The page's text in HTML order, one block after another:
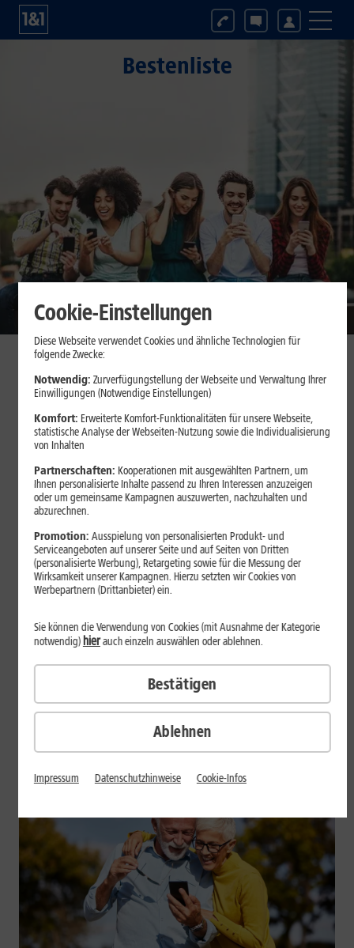
Bestenliste
Bestenliste
Smartphones mit langer
Akkulaufzeit 2026: Diese Modelle
halten im Alltag besonders lange
durch
Smartphones mit langer Akkulaufzeit sind 2026 gefragter denn
je. Der Artikel zeigt Modelle, die besonders lange durchhalten,
erklärt die wichtigsten Einflussfaktoren und vergleicht Geräte mit
großem Akku und hoher Energieeffizienz.
Mehr erfahren
Cookie-Einstellungen
Diese Webseite verwendet Cookies und ähnliche Technologien für
folgende Zwecke:
Notwendig: Zurverfügungstellung der Webseite und Verwaltung Ihrer
Einwilligungen (Notwendige Einstellungen)
Komfort: Erweiterte Komfort-Funktionalitäten für unsere Webseite,
statistische Analyse der Webseiten-Nutzung sowie die Individualisierung
von Inhalten
Partnerschaften: Kooperationen mit ausgewählten Partnern, um
Ihnen personalisierte Inhalte passend zu Ihren Interessen anzuzeigen
oder um gemeinsame Kampagnen auszuwerten, nachzuhalten und
abzurechnen.
Promotion: Ausspielung von personalisierten Produkt- und
Serviceangeboten auf unserer Seite und auf Seiten von Dritten
(personalisierte Werbung), Retargeting sowie für die Messung der
Wirksamkeit unserer Kampagnen. Hierzu setzten wir Cookies von
Werbepartnern (Drittanbieter) ein.
Ablehnen
Sie können die Verwendung von Cookies (mit Ausnahme der Kategorie
notwendig) hierauch einzeln auswählen oder ablehnen.
Bestätigen
Impressum Datenschutzhinweise Cookie-Infos